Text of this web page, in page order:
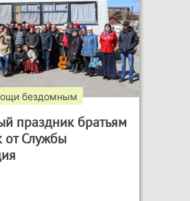
бездомным
праздник братьям
от Службы